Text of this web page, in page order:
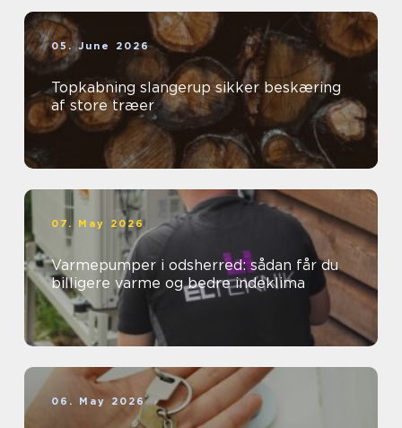
05. June 2026
Topkabning slangerup sikker beskæring
af store træer
07. May 2026
Varmepumper i odsherred: sådan får du
billigere varme og bedre indeklima
06. May 2026